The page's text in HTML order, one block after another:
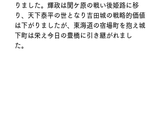
りました。輝政は関ケ原の戦い後姫路に移
り、天下泰平の世となり吉田城の戦略的価値
は下がりましたが、東海道の宿場町を抱え城
下町は栄え今日の豊橋に引き継がれまし
た。